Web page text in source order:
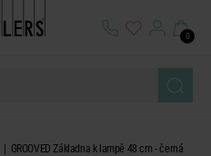
0
GROOVED Základna k lampě 48 cm - černá